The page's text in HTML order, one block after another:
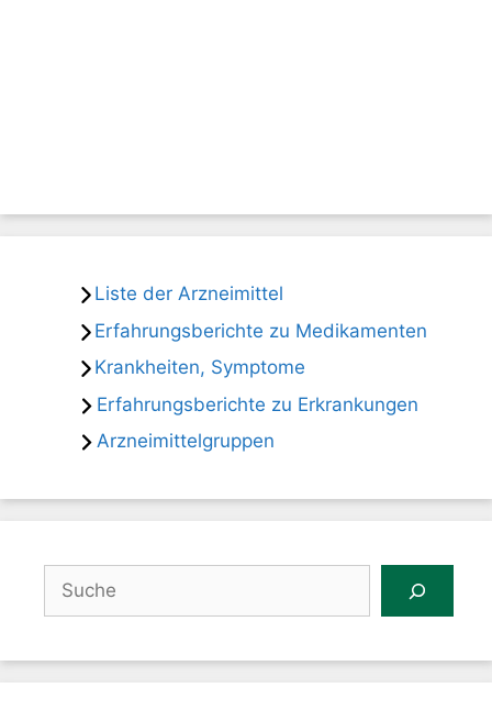
Liste der Arzneimittel
Erfahrungsberichte zu Medikamenten
Krankheiten, Symptome
Erfahrungsberichte zu Erkrankungen
Arzneimittelgruppen
Suchen